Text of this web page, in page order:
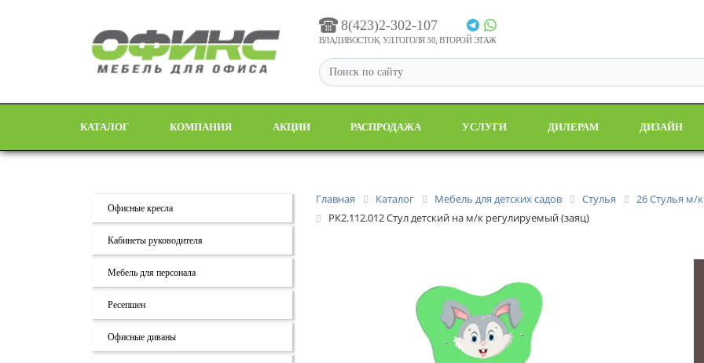
8(423)2-302-107
ВЛАДИВОСТОК, УЛ.ГОГОЛЯ 30, ВТОРОЙ ЭТАЖ
КАТАЛОГ КОМПАНИЯ АКЦИИ РАСПРОДАЖА УСЛУГИ ДИЛЕРАМ ДИЗАЙН
Офисные кресла
Кабинеты руководителя
Мебель для персонала
Ресепшен
Офисные диваны
Главная Каталог Мебель для детских садов Стулья
26 Стулья м/
РК2.112.012 Стул детский на м/к регулируемый (заяц)